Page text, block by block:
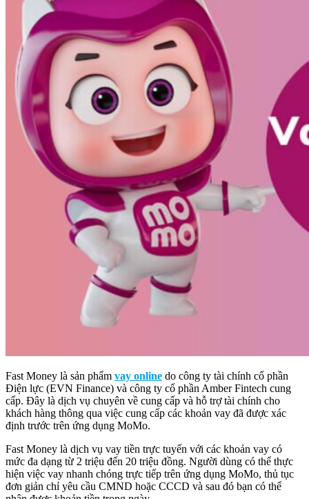
Fast Money là sản phẩm vay online do công ty tài chính cổ phần
Điện lực (EVN Finance) và công ty cổ phần Amber Fintech cung
cấp. Đây là dịch vụ chuyên về cung cấp và hỗ trợ tài chính cho
khách hàng thông qua việc cung cấp các khoản vay đã được xác
định trước trên ứng dụng MoMo.
Fast Money là dịch vụ vay tiền trực tuyến với các khoản vay có
mức đa dạng từ 2 triệu đến 20 triệu đồng. Người dùng có thể thực
hiện việc vay nhanh chóng trực tiếp trên ứng dụng MoMo, thủ tục
đơn giản chỉ yêu cầu CMND hoặc CCCD và sau đó bạn có thể